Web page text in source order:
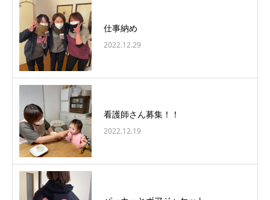
仕事納め
2022.12.29
看護師さん募集！！
2022.12.19